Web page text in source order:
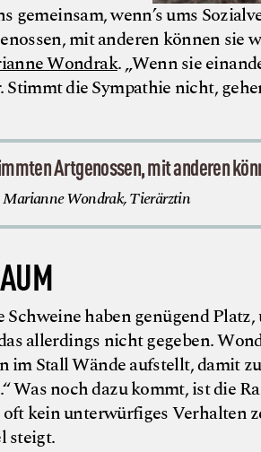
wenn’s ums
mit anderen können sie
Wondrak. „Wenn sie
die Sympathie nicht,
Artgenossen, mit anderen
Marianne Wondrak, Tierärztin
Schweine haben genügend
allerdings nicht gegeben.
im Stall Wände aufstellt, damit
Was noch dazu kommt, ist die
kein unterwürfiges Verhalten
steigt.